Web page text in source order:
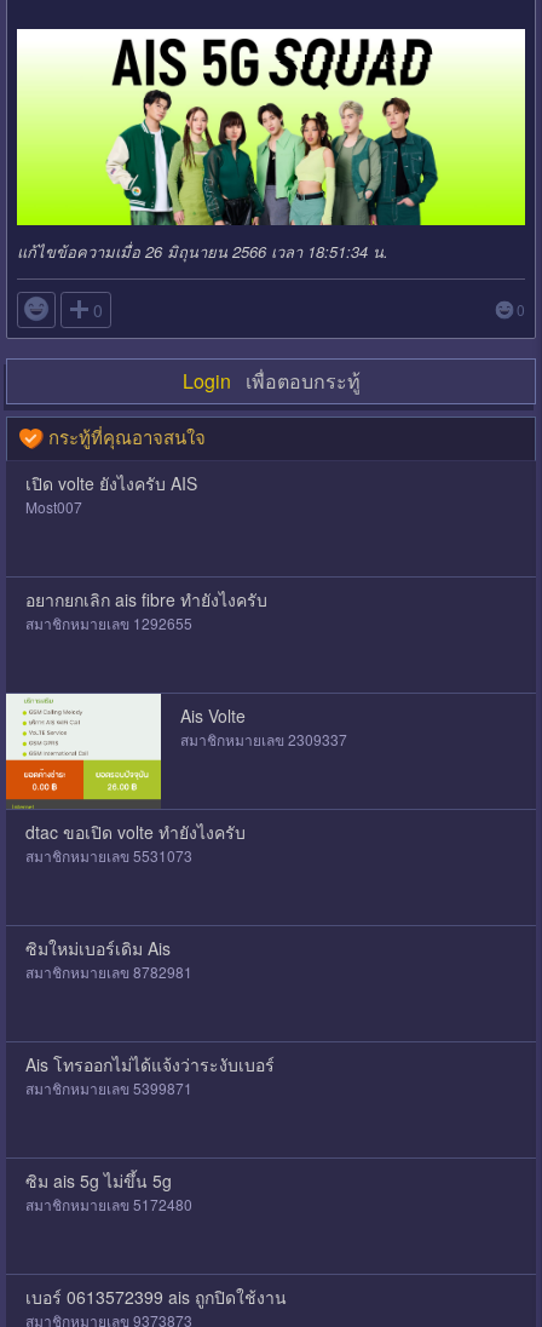
แก้ไขข้อความเมื่อ 26 มิถุนายน 2566 เวลา 18:51:34 น.
 0 0
Login เพื่อตอบกระทู้
กระทู้ที่คุณอาจสนใจ
เปิด volte ยังไงครับ AIS
Most007
อยากยกเลิก ais fibre ทำยังไงครับ
สมาชิกหมายเลข 1292655
Ais Volte
สมาชิกหมายเลข 2309337
dtac ขอเปิด volte ทำยังไงครับ
สมาชิกหมายเลข 5531073
ซิมใหม่เบอร์เดิม Ais
สมาชิกหมายเลข 8782981
Ais โทรออกไม่ได้แจ้งว่าระงับเบอร์
สมาชิกหมายเลข 5399871
ซิม ais 5g ไม่ขึ้น 5g
สมาชิกหมายเลข 5172480
เบอร์ 0613572399 ais ถูกปิดใช้งาน
สมาชิกหมายเลข 9373873